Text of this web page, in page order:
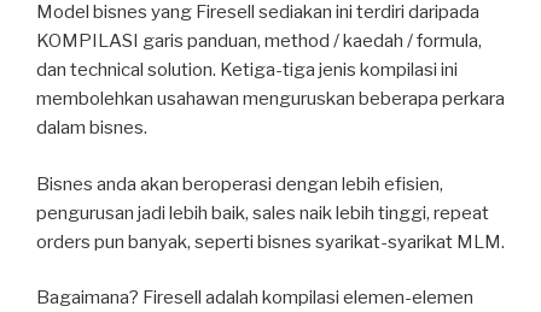
Model bisnes yang Firesell sediakan ini terdiri daripada
KOMPILASI garis panduan, method / kaedah / formula,
dan technical solution. Ketiga-tiga jenis kompilasi ini
membolehkan usahawan menguruskan beberapa perkara
dalam bisnes.
Bisnes anda akan beroperasi dengan lebih efisien,
pengurusan jadi lebih baik, sales naik lebih tinggi, repeat
orders pun banyak, seperti bisnes syarikat-syarikat MLM.
Bagaimana? Firesell adalah kompilasi elemen-elemen